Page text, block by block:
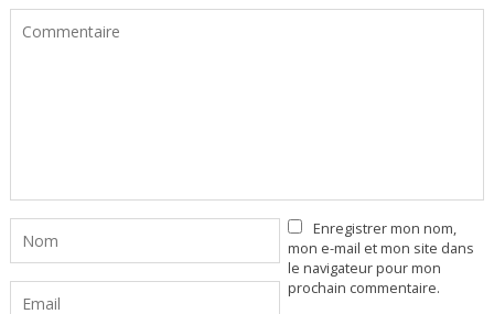
Enregistrer mon nom,
mon e-mail et mon site dans
le navigateur pour mon
prochain commentaire.